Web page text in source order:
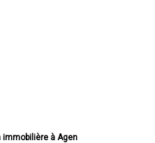
immobilière à Agen